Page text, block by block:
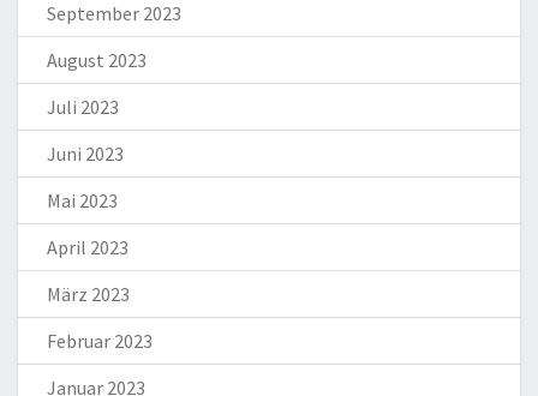
September 2023
August 2023
Juli 2023
Juni 2023
Mai 2023
April 2023
März 2023
Februar 2023
Januar 2023